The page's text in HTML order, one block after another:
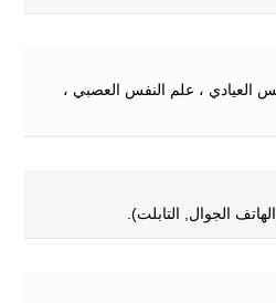
العيادي ، علم النفس العصبي ،
الجوال, التابلت).